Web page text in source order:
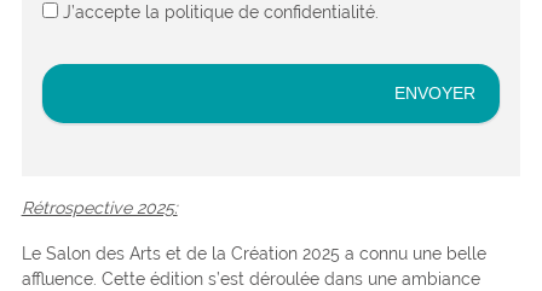
J’accepte la politique de confidentialité.
Rétrospective 2025:
Le Salon des Arts et de la Création 2025 a connu une belle
affluence. Cette édition s’est déroulée dans une ambiance